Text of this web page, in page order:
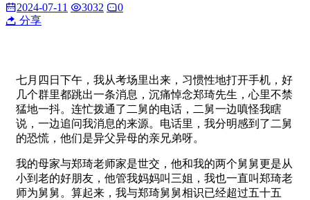
2024-07-11 3032
0
分享
七月四日下午，我从考场里出来，习惯性地打开手机，好
几个群里都跳出一条消息，沉痛悼念郑琦先生，心里不禁
猛地一抖。连忙拨通了二舅的电话，二舅一边嗔怪我瞎
说，一边追问我消息的来源。电话里，我分明感到了二舅
的恐慌，他们是异父异母的亲兄弟呀。
我的母家与郑琦老师家是世交，他和我的两个舅舅更是从
小到老的好朋友，他管我妈妈叫三姐，我也一直叫郑琦老
师为舅舅。算起来，我与郑琦舅舅相识已经超过五十五